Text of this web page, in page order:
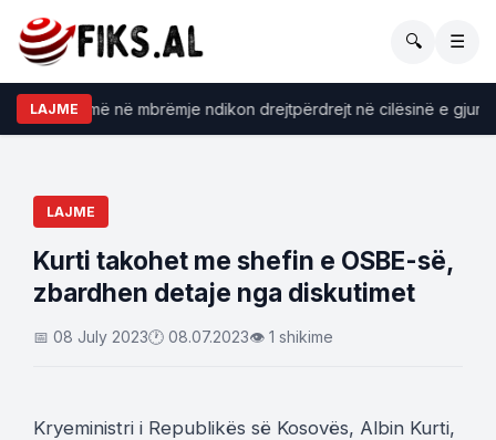
🔍 ☰
LAJME në mbrëmje ndikon drejtpërdrejt në cilësinë e gjumit
LAJME
Kurti takohet me shefin e OSBE-së,
zbardhen detaje nga diskutimet
📅 08 July 2023🕐 08.07.2023👁 1 shikime
Kryeministri i Republikës së Kosovës, Albin Kurti,